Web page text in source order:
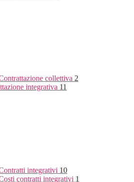
collettiva 2
integrativa 11
integrativi 10
contratti integrativi 1